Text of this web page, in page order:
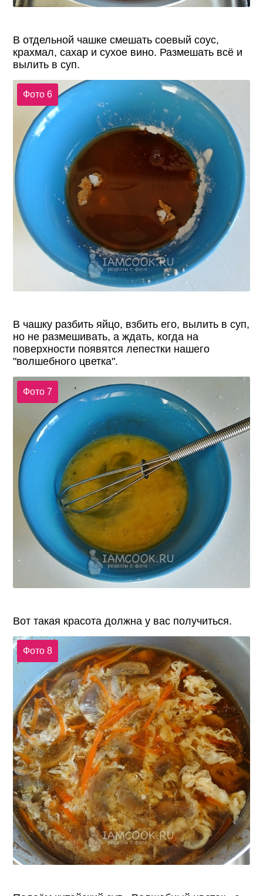
В отдельной чашке смешать соевый соус,
крахмал, сахар и сухое вино. Размешать всё и
вылить в суп.
Фото 6
В чашку разбить яйцо, взбить его, вылить в суп,
но не размешивать, а ждать, когда на
поверхности появятся лепестки нашего
"волшебного цветка".
Фото 7
Вот такая красота должна у вас получиться.
Фото 8